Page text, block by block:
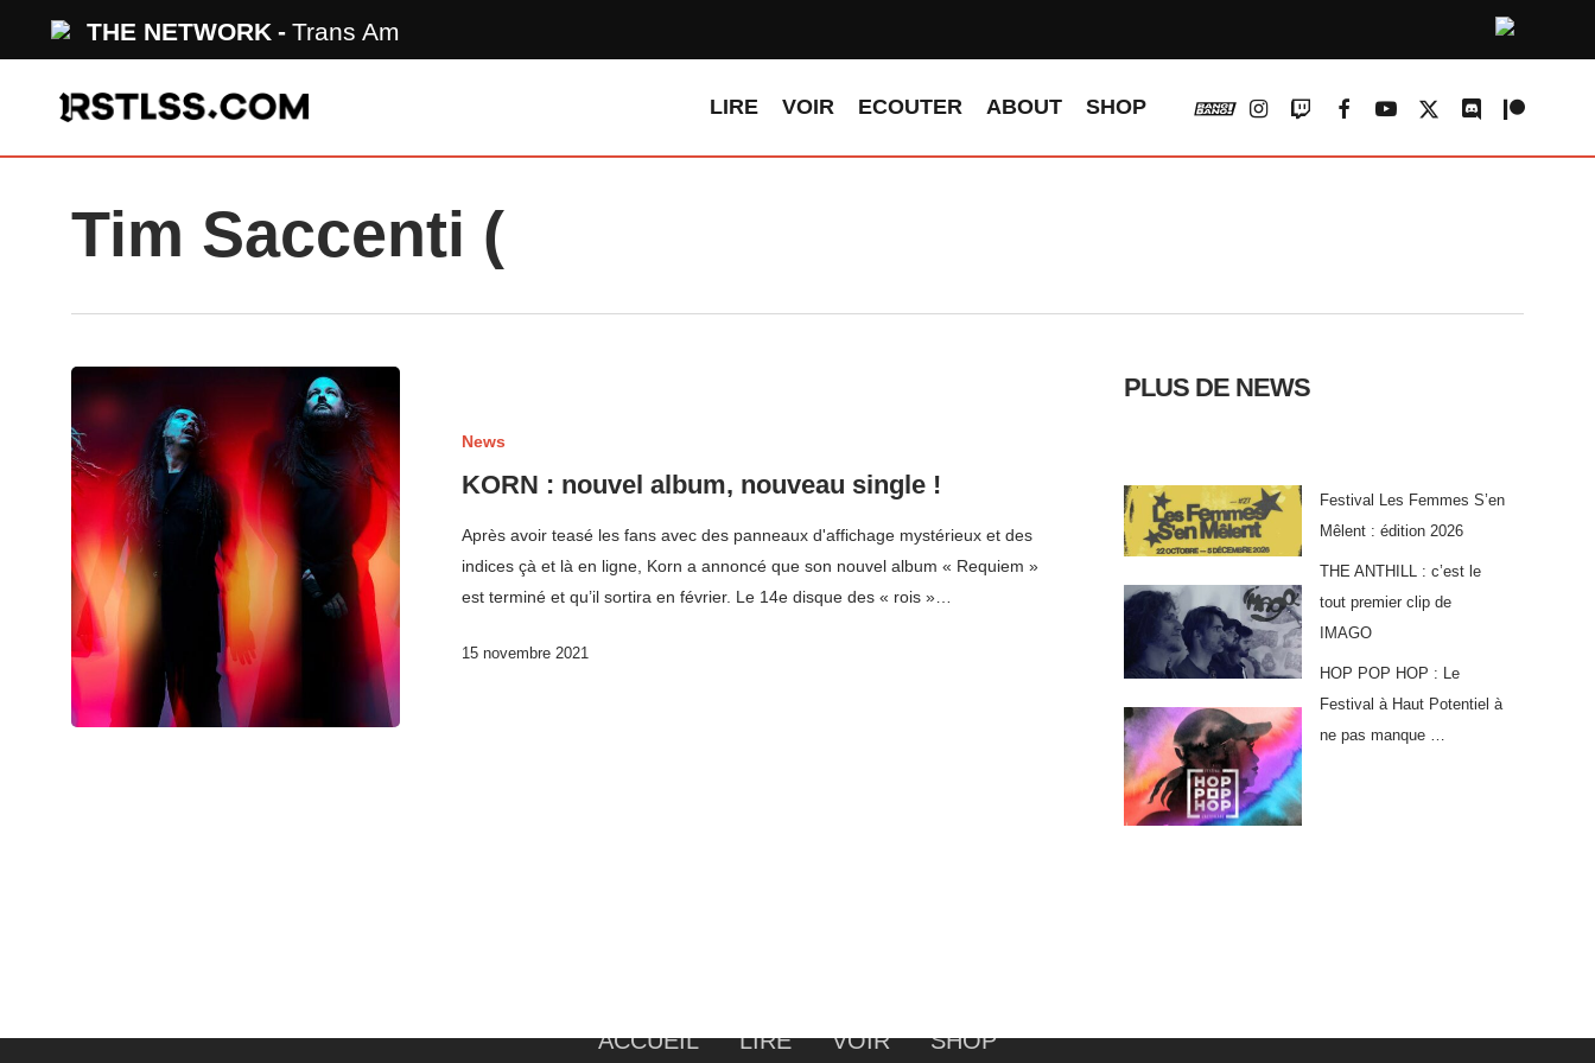
THE NETWORK Trans Am
LIRE VOIR ECOUTER ABOUT SHOP vk instagram
twitchfacebookyoutube
x-
discordpatreon
Tim Saccenti (
News
KORN : nouvel album, nouveau single !
Après avoir teasé les fans avec des panneaux d'affichage mystérieux et des
indices çà et là en ligne, Korn a annoncé que son nouvel album « Requiem »
est terminé et qu’il sortira en février. Le 14e disque des « rois »…
15 novembre 2021
PLUS DE NEWS
Festival Les Femmes S’en
Mêlent : édition 2026
THE ANTHILL : c’est le
tout premier clip de
IMAGO
HOP POP HOP : Le
Festival à Haut Potentiel à
ne pas manque …
ACCUEIL LIRE VOIR SHOP